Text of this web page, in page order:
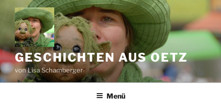
Zum
Inhalt
springen
GESCHICHTEN AUS OETZ
von Lisa Schamberger
Menü